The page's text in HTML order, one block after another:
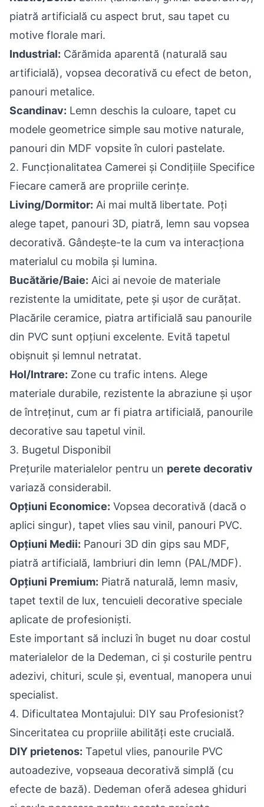
piatră artificială cu aspect brut, sau tapet cu
motive florale mari.
Industrial: Cărămida aparentă (naturală sau
artificială), vopsea decorativă cu efect de beton,
panouri metalice.
Scandinav: Lemn deschis la culoare, tapet cu
modele geometrice simple sau motive naturale,
panouri din MDF vopsite în culori pastelate.
2. Funcționalitatea Camerei și Condițiile Specifice
Fiecare cameră are propriile cerințe.
Living/Dormitor: Ai mai multă libertate. Poți
alege tapet, panouri 3D, piatră, lemn sau vopsea
decorativă. Gândește-te la cum va interacționa
materialul cu mobila și lumina.
Bucătărie/Baie: Aici ai nevoie de materiale
rezistente la umiditate, pete și ușor de curățat.
Placările ceramice, piatra artificială sau panourile
din PVC sunt opțiuni excelente. Evită tapetul
obișnuit și lemnul netratat.
Hol/Intrare: Zone cu trafic intens. Alege
materiale durabile, rezistente la abraziune și ușor
de întreținut, cum ar fi piatra artificială, panourile
decorative sau tapetul vinil.
3. Bugetul Disponibil
Prețurile materialelor pentru un perete decorativ
variază considerabil.
Opțiuni Economice: Vopsea decorativă (dacă o
aplici singur), tapet vlies sau vinil, panouri PVC.
Opțiuni Medii: Panouri 3D din gips sau MDF,
piatră artificială, lambriuri din lemn (PAL/MDF).
Opțiuni Premium: Piatră naturală, lemn masiv,
tapet textil de lux, tencuieli decorative speciale
aplicate de profesioniști.
Este important să incluzi în buget nu doar costul
materialelor de la Dedeman, ci și costurile pentru
adezivi, chituri, scule și, eventual, manopera unui
specialist.
4. Dificultatea Montajului: DIY sau Profesionist?
Sinceritatea cu propriile abilități este crucială.
DIY prietenos: Tapetul vlies, panourile PVC
autoadezive, vopseaua decorativă simplă (cu
efecte de bază). Dedeman oferă adesea ghiduri